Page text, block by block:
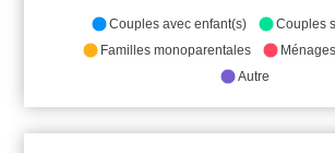
Couples avec enfant(s)
Couples
Familles monoparentales
Autre